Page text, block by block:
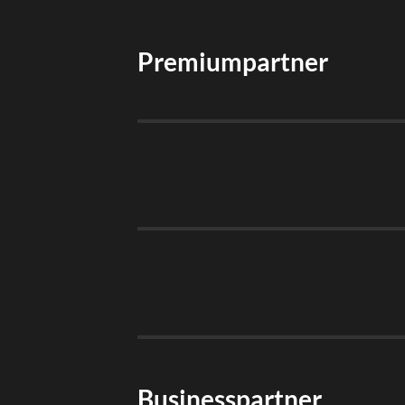
Premiumpartner
Businesspartner